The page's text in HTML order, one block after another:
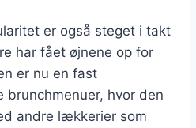
er også steget i takt
har fået øjnene op for
er nu en fast
brunchmenuer, hvor den
andre lækkerier som